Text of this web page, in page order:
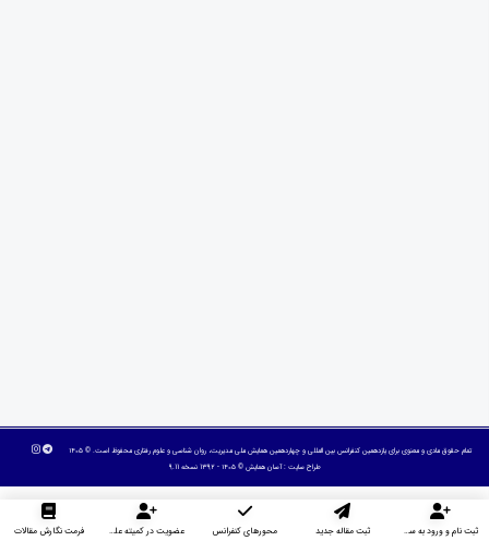
تمام حقوق مادی و معنوی برای یازدهمین کنفرانس بین المللی و چهاردهمین همایش ملی مدیریت، روان شناسی و علوم رفتاری محفوظ است. © ۱۴۰۵
طراح سایت :آسان همایش © ۱۴۰۵ - 1392 نسخه 9.11
ثبت نام و ورود به سایت ثبت مقاله جدید محورهای کنفرانس عضویت در کمیته علمی داوران فرمت نگارش مقالات